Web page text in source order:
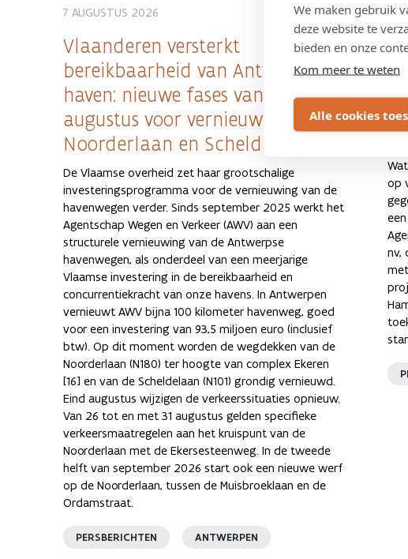
We maken gebruik
deze website te
bieden en onze
Kom meer te weten
Alle cookies
7 AUGUSTUS 2026
Vlaanderen versterkt
bereikbaarheid van Antwerpse
haven: nieuwe fases vanaf eind
augustus voor vernieuwing
Noorderlaan en Scheldelaan
De Vlaamse overheid zet haar grootschalige
investeringsprogramma voor de vernieuwing van de
havenwegen verder. Sinds september 2025 werkt het
Agentschap Wegen en Verkeer (AWV) aan een
structurele vernieuwing van de Antwerpse
havenwegen, als onderdeel van een meerjarige
Vlaamse investering in de bereikbaarheid en
concurrentiekracht van onze havens. In Antwerpen
vernieuwt AWV bijna 100 kilometer havenweg, goed
voor een investering van 93,5 miljoen euro (inclusief
btw). Op dit moment worden de wegdekken van de
Noorderlaan (N180) ter hoogte van complex Ekeren
[16] en van de Scheldelaan (N101) grondig vernieuwd.
Eind augustus wijzigen de verkeerssituaties opnieuw.
Van 26 tot en met 31 augustus gelden specifieke
verkeersmaatregelen aan het kruispunt van de
Noorderlaan met de Ekersesteenweg. In de tweede
helft van september 2026 start ook een nieuwe werf
op de Noorderlaan, tussen de Muisbroeklaan en de
Ordamstraat.
PERSBERICHTEN ANTWERPEN
7
op
nv,